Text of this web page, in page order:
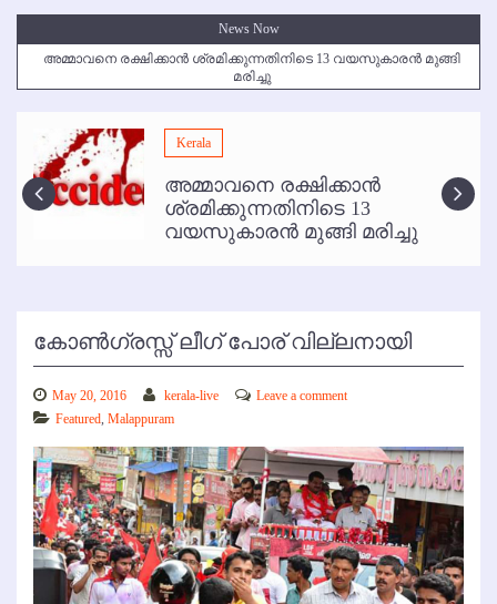
News Now
അമ്മാവനെ രക്ഷിക്കാന്‍ ശ്രമിക്കുന്നതിനിടെ 13 വയസുകാരന്‍ മുങ്ങി
മരിച്ചു
മമ്പുറം ആണ്ടു നേര്‍ച്ച ജൂണ്‍ 17 മുതല്‍
ഇനി രമേശ് പിഷാരടി സ്റ്റേജ് ഷോകള്‍ക്ക് ഇല്ല
കോഴിക്കോട് വിമാനത്താവളത്തില്‍ അനധികൃത പാര്‍ക്കിംഗ് പിരിവ് :
പരാതി തള്ളി
Kerala
അമ്മാവനെ രക്ഷിക്കാന്‍
ശ്രമിക്കുന്നതിനിടെ 13
വയസുകാരന്‍ മുങ്ങി മരിച്ചു
കോണ്‍ഗ്രസ്സ് ലീഗ് പോര് വില്ലനായി
May 20, 2016 kerala-live
Leave a comment
Featured Malappuram